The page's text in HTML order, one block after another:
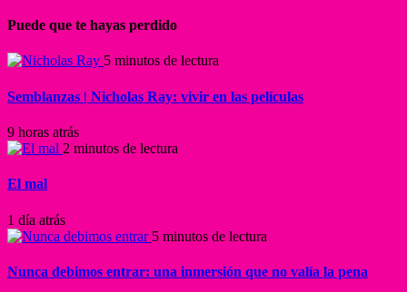
Puede que te hayas perdido
5 minutos de lectura
Semblanzas | Nicholas Ray: vivir en las películas
9 horas atrás
2 minutos de lectura
El mal
1 día atrás
5 minutos de lectura
Nunca debimos entrar: una inmersión que no valía la pena